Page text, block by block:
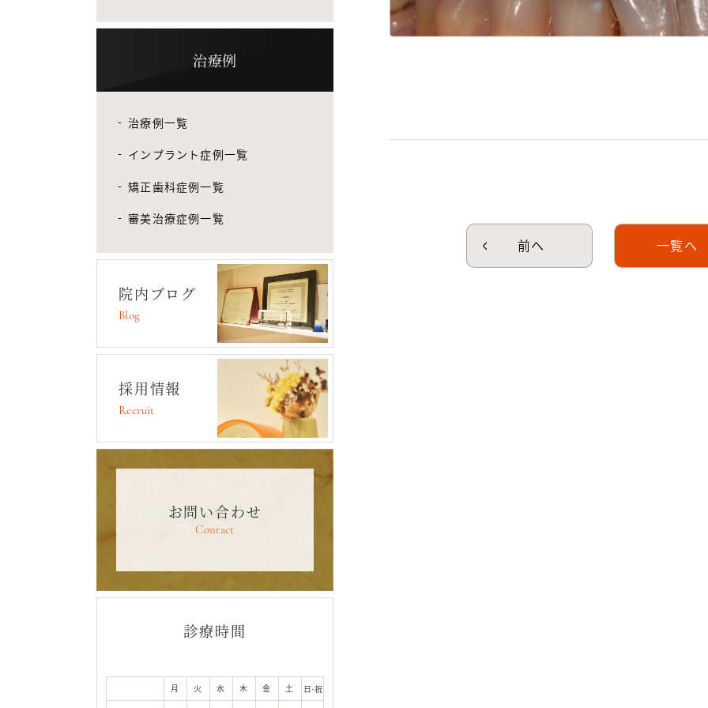
前へ 一覧へ
治療例
治療例一覧
インプラント症例一覧
矯正歯科症例一覧
審美治療症例一覧
院内ブログ
Blog
採用情報
Recruit
お問い合わせ
Contact
診療時間
月 火 水 木 金 土
日·祝